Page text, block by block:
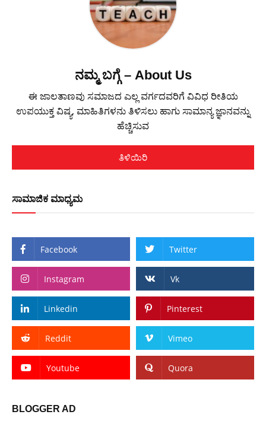
ನಮ್ಮ ಬಗ್ಗೆ – About Us
ಈ ಜಾಲತಾಣವು ಸಮಾಜದ ಎಲ್ಲ ವರ್ಗದವರಿಗೆ ವಿವಿಧ ರೀತಿಯ
ಉಪಯುಕ್ತ ವಿಷ್ಯ, ಮಾಹಿತಿಗಳನು ತಿಳಿಸಲು ಹಾಗು ಸಾಮಾನ್ಯ ಜ್ಞಾನವನ್ನು
ಹೆಚ್ಚಿಸುವ
ತಿಳಿಯಿರಿ
ಸಾಮಾಜಿಕ ಮಾಧ್ಯಮ
Facebook Twitter
Instagram Vk
Linkedin Pinterest
Reddit Vimeo
Youtube Quora
BLOGGER AD